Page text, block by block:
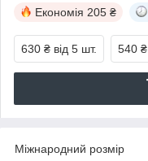
Економія 205 ₴
630 ₴ від 5 шт. 540 ₴
Міжнародний розмір